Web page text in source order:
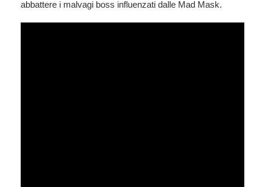
abbattere i malvagi boss influenzati dalle Mad Mask.